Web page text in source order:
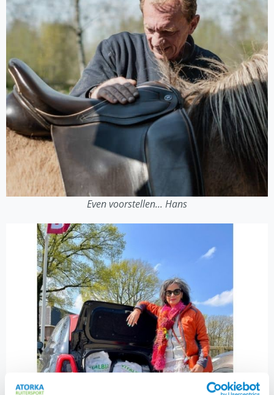
Even voorstellen... Hans